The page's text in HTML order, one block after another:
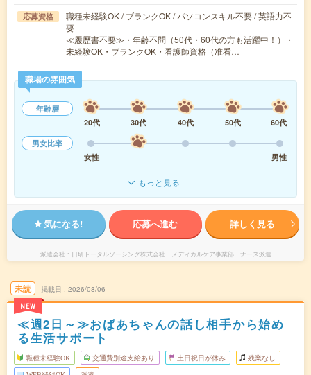
応募資格
職種未経験OK / ブランクOK / パソコンスキル不要 / 英語力不
要
≪履歴書不要≫・年齢不問（50代・60代の方も活躍中！）・
未経験OK・ブランクOK・看護師資格（准看…
職場の雰囲気
年齢層
20代
30代 40代 50代
60代
男女比率
女性
男性
もっと見る
気になる! 応募へ進む 詳しく見る
派遣会社 日研トータルソーシング株式会社 メディカルケア事業部 ナース派遣
未読
NEW
掲載日 2026/08/06
≪週2日～≫おばあちゃんの話し相手から始め
る生活サポート
職種未経験OK 交通費別途支給あり 土日祝日が休み 残業なし